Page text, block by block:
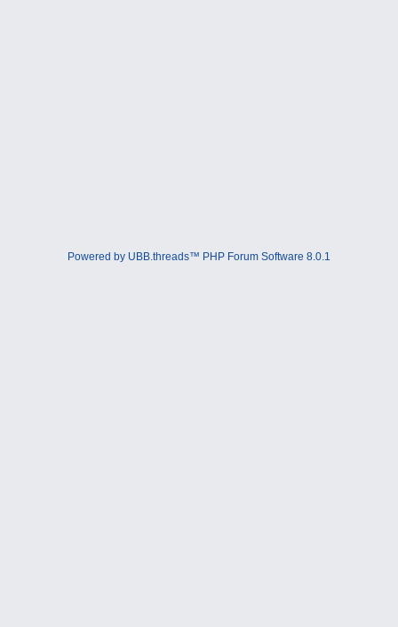
Powered by UBB.threads™ PHP Forum Software 8.0.1